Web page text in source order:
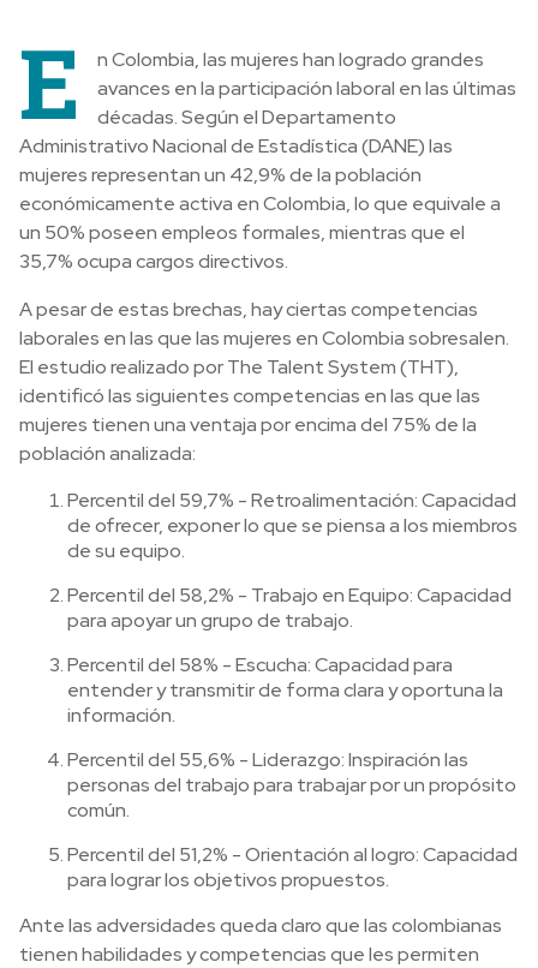
E
n Colombia, las mujeres han logrado grandes
avances en la participación laboral en las últimas
décadas. Según el Departamento
Administrativo Nacional de Estadística (DANE) las
mujeres representan un 42,9% de la población
económicamente activa en Colombia, lo que equivale a
un 50% poseen empleos formales, mientras que el
35,7% ocupa cargos directivos.
A pesar de estas brechas, hay ciertas competencias
laborales en las que las mujeres en Colombia sobresalen.
El estudio realizado por The Talent System (THT),
identificó las siguientes competencias en las que las
mujeres tienen una ventaja por encima del 75% de la
población analizada:
Percentil del 59,7% - Retroalimentación: Capacidad
de ofrecer, exponer lo que se piensa a los miembros
de su equipo.
Percentil del 58,2% - Trabajo en Equipo: Capacidad
para apoyar un grupo de trabajo.
Percentil del 58% - Escucha: Capacidad para
entender y transmitir de forma clara y oportuna la
información.
Percentil del 55,6% - Liderazgo: Inspiración las
personas del trabajo para trabajar por un propósito
común.
Percentil del 51,2% - Orientación al logro: Capacidad
para lograr los objetivos propuestos.
Ante las adversidades queda claro que las colombianas
tienen habilidades y competencias que les permiten